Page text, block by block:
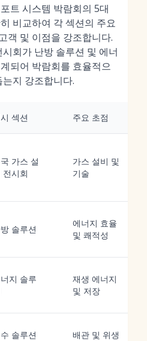
트 시스템 박람회의 5대
비교하여 각 섹션의 주요
객 및 이점을 강조합니다.
회가 난방 솔루션 및 에너
되어 박람회를 효율적으
지 강조합니다.
섹션 주요 초점
가스 설
전시회
가스 설비 및
기술
솔루션
에너지 효율
및 쾌적성
지 솔루
재생 에너지
및 저장
솔루션 배관 및 위생